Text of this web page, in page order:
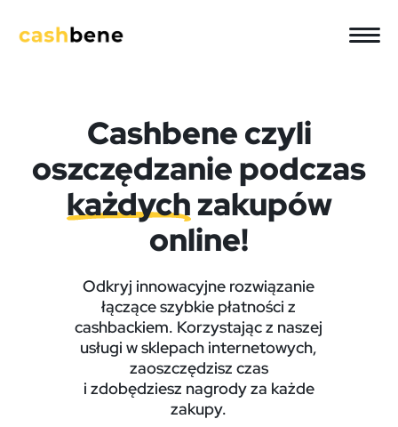
Cashbene czyli
oszczędzanie podczas
każdychzakupów
online!
Odkryj innowacyjne rozwiązanie
łączące szybkie płatności z
cashbackiem. Korzystając z naszej
usługi w sklepach internetowych,
zaoszczędzisz czas
i zdobędziesz nagrody za każde
zakupy.